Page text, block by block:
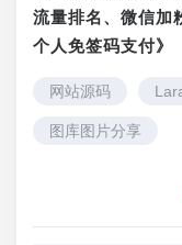
流量排名、微信加
个人免签码支付》
网站源码
图库图片分享